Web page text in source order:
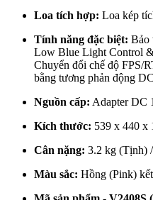
Loa tích hợp: Loa kép
Tính năng đặc biệt: Bảo
Low Blue Light Control
Chuyển đổi chế độ FPS/
bằng tương phản động
Nguồn cấp: Adapter DC
Kích thước: 539 x 440 x
Cân nặng: 3.2 kg (Tịnh)
Màu sắc: Hồng (Pink)